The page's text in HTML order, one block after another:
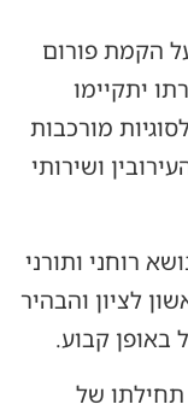
הקמת פורום
יתקיימו
מורכבות
ושירותי
רוחני ותורני
לציון והבהיר
באופן קבוע.
תחילתו של